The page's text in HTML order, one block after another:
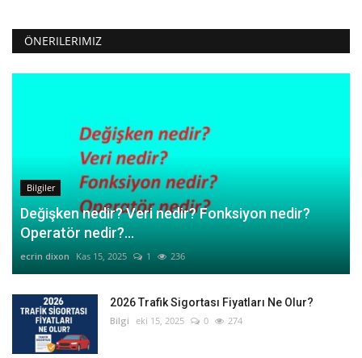
ÖNERILERIMIZ
Bilgiler
Değişken nedir? Veri nedir? Fonksiyon nedir?
Operatör nedir?...
ecrin dixon Kas 15, 2025 1 236
2026 Trafik Sigortası Fiyatları Ne Olur?
Bilgi eki 15, 2025 0 274